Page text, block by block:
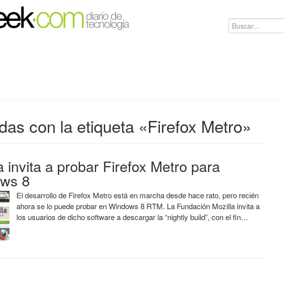
con la etiqueta «Firefox Metro»
invita a probar Firefox Metro para
8
El desarrollo de Firefox Metro está en marcha desde hace rato, pero recién
ahora se lo puede probar en Windows 8 RTM. La Fundación Mozilla invita a
los usuarios de dicho software a descargar la “nightly build”, con el fin…